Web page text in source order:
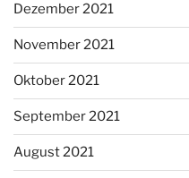
Dezember 2021
November 2021
Oktober 2021
September 2021
August 2021